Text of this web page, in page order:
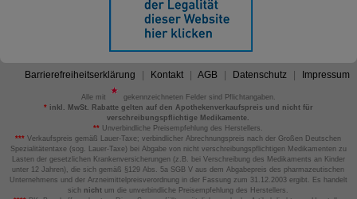
Barrierefreiheitserklärung Kontakt AGB Datenschutz Impressum
Alle mit
gekennzeichneten Felder sind Pflichtangaben.
*inkl. MwSt. Rabatte gelten auf den Apothekenverkaufspreis und nicht für
verschreibungspflichtige Medikamente.
** Unverbindliche Preisempfehlung des Herstellers.
*** Verkaufspreis gemäß Lauer-Taxe; verbindlicher Abrechnungspreis nach der Großen Deutschen
Spezialitätentaxe (sog. Lauer-Taxe) bei Abgabe von nicht verschreibungspflichtigen Medikamenten zu
Lasten der gesetzlichen Krankenversicherungen (z.B. bei Verschreibung des Medikaments an Kinder
unter 12 Jahren), die sich gemäß §129 Abs. 5a SGB V aus dem Abgabepreis des pharmazeutischen
Unternehmens und der Arzneimittelpreisverordnung in der Fassung zum 31.12.2003 ergibt. Es handelt
sich nicht um die unverbindliche Preisempfehlung des Herstellers.